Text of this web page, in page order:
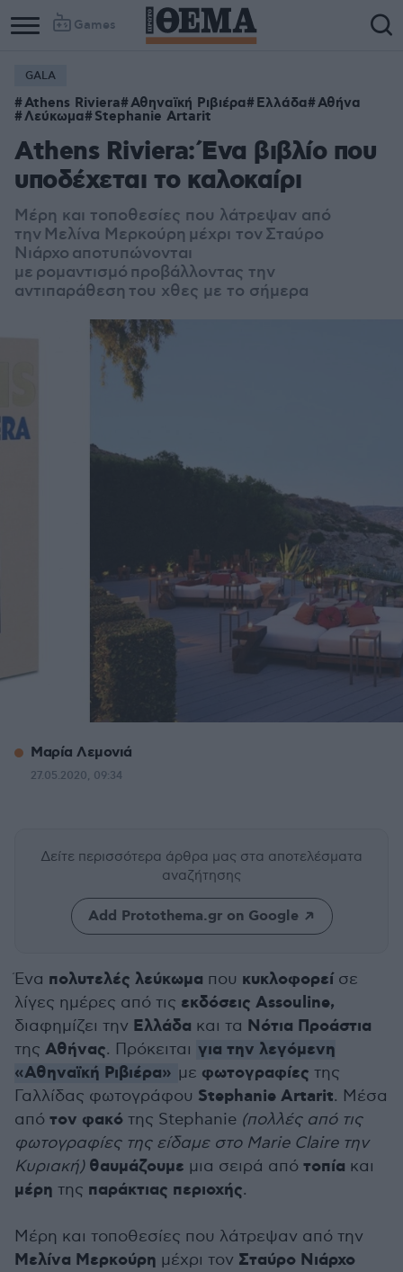
Games
GALA
Athens Riviera Αθηναϊκή Ριβιέρα Ελλάδα Αθήνα
Λεύκωμα Stephanie Artarit
Athens Riviera: Ένα βιβλίο που
υποδέχεται το καλοκαίρι
Μέρη και τοποθεσίες που λάτρεψαν από
την Μελίνα Μερκούρη μέχρι τον Σταύρο
Νιάρχο αποτυπώνονται
με ρομαντισμό προβάλλοντας την
αντιπαράθεση του χθες με το σήμερα
Μαρία Λεμονιά
27.05.2020, 09:34
Δείτε περισσότερα άρθρα μας στα αποτελέσματα
αναζήτησης
Add Protothema.gr on Google
Ένα πολυτελές λεύκωμα που κυκλοφορείσε
λίγες ημέρες από τις εκδόσεις Assouline,
διαφημίζει την Ελλάδα και τα Νότια Προάστια
της Αθήνας. Πρόκειται για την λεγόμενη
«Αθηναϊκή Ριβιέρα» με φωτογραφίες της
Γαλλίδας φωτογράφου Stephanie Artarit. Mέσα
από τον φακό της Stephanie (πολλές από τις
φωτογραφίες της είδαμε στο Marie Claire την
Κυριακή) θαυμάζουμε μια σειρά από τοπία και
μέρη της παράκτιας περιοχής.
Μέρη και τοποθεσίες που λάτρεψαν από την
Μελίνα Μερκούρη μέχρι τον Σταύρο Νιάρχο